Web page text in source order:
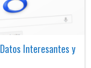
Interesantes y